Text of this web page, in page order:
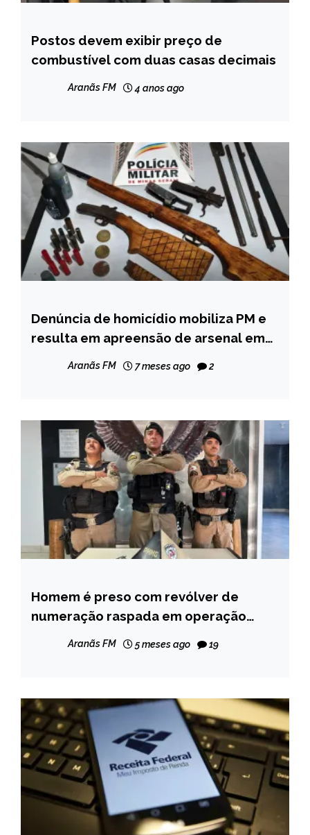
BRASIL
NOTÍCIAS
Postos devem exibir preço de
combustível com duas casas decimais
Aranãs FM 4 anos ago
MINAS
GERAIS
NOTÍCIAS
Denúncia de homicídio mobiliza PM e
resulta em apreensão de arsenal em
Aranãs FM 7 meses ago 2
CAPELINHA
NOTÍCIAS
Homem é preso com revólver de
numeração raspada em operação
Aranãs FM 5 meses ago 19